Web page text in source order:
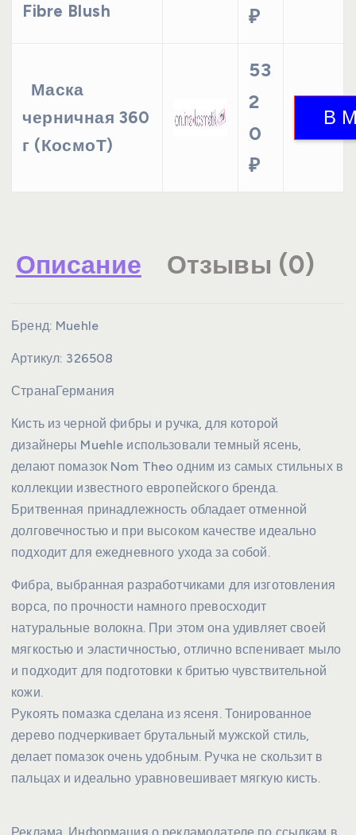
Fibre Blush
₽
Маска
черничная 360
г (КосмоТ)
53
2
0
₽
Описание Отзывы (0)
Бренд: Muehle
Артикул: 326508
СтранаГермания
Кисть из черной фибры и ручка, для которой
дизайнеры Muehle использовали темный ясень,
делают помазок Nom Theo одним из самых стильных в
коллекции известного европейского бренда.
Бритвенная принадлежность обладает отменной
долговечностью и при высоком качестве идеально
подходит для ежедневного ухода за собой.
Фибра, выбранная разработчиками для изготовления
ворса, по прочности намного превосходит
натуральные волокна. При этом она удивляет своей
мягкостью и эластичностью, отлично вспенивает мыло
и подходит для подготовки к бритью чувствительной
кожи.
Рукоять помазка сделана из ясеня. Тонированное
дерево подчеркивает брутальный мужской стиль,
делает помазок очень удобным. Ручка не скользит в
пальцах и идеально уравновешивает мягкую кисть.